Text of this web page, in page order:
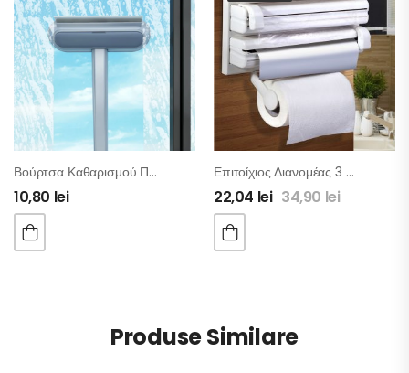
Βούρτσα Καθαρισμού Πολλαπλών Χρήσεων
10,80 lei
Επιτοίχιος Διανομέας 3 Σε 1 (Χαρτί – Μεμβράνη – Αλουμινόχαρτο)
22,04 lei 34,90lei
Produse Similare